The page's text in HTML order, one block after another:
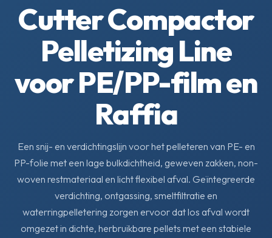
Cutter Compactor
Pelletizing Line
voor PE/PP-film en
Raffia
Een snij- en verdichtingslijn voor het pelleteren van PE- en
PP-folie met een lage bulkdichtheid, geweven zakken, non-
woven restmateriaal en licht flexibel afval. Geïntegreerde
verdichting, ontgassing, smeltfiltratie en
waterringpelletering zorgen ervoor dat los afval wordt
omgezet in dichte, herbruikbare pellets met een stabiele